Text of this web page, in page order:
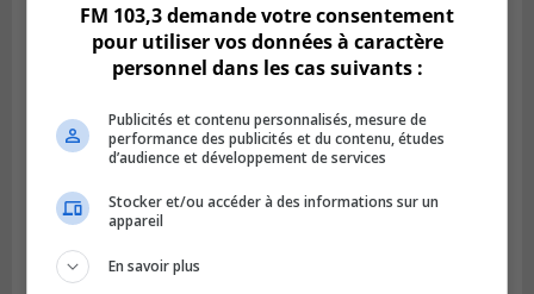
Publié le 5 août 2026 à 11h59
La Prairie loue des espaces de glace
jusqu’en avril 2027
FM 103,3 demande votre consentement
pour utiliser vos données à caractère
personnel dans les cas suivants :
Publicités et contenu personnalisés, mesure de
performance des publicités et du contenu, études
d’audience et développement de services
Stocker et/ou accéder à des informations sur un
appareil
En savoir plus